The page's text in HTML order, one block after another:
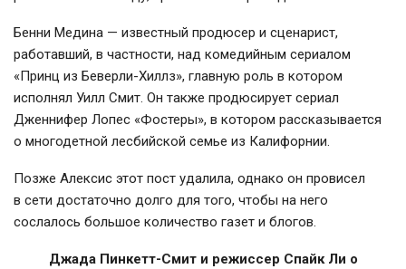
Бенни Медина — известный продюсер и сценарист,
работавший, в частности, над комедийным сериалом
«Принц из Беверли-Хиллз», главную роль в котором
исполнял Уилл Смит. Он также продюсирует сериал
Дженнифер Лопес «Фостеры», в котором рассказывается
о многодетной лесбийской семье из Калифорнии.
Позже Алексис этот пост удалила, однако он провисел
в сети достаточно долго для того, чтобы на него
сослалось большое количество газет и блогов.
Джада Пинкетт-Смит и режиссер Спайк Ли о